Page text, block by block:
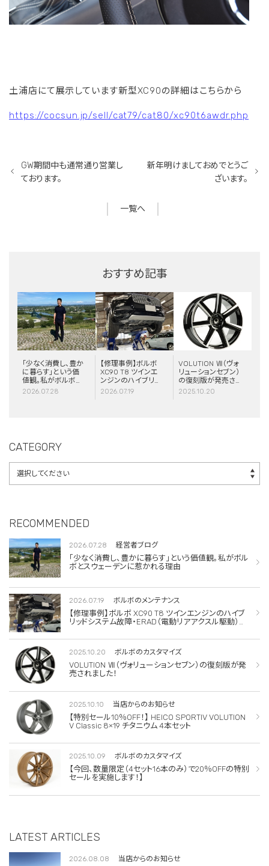
土浦店にて展示しています新型XC90の詳細はこちらから
https://cocsun.jp/sell/cat79/cat80/xc90t6awdr.php
GW期間中も通常通り営業し
ております。
一覧へ
新年明けましておめでとうご
ざいます。
おすすめ記事
「少なく消費し、豊か
に暮らす」という価
値観。私がボルボと
スウェーデンに惹か
2026.07.28
【修理事例】ボルボ
XC90 T8 ツインエ
ンジンのハイブリッ
ドシステム故障・
2026.07.19
VOLUTION Ⅶ（ヴォ
リューションセブン）
の復刻版が発売さ
れました！
2025.10.20
CATEGORY
RECOMMENDED
2026.07.28 経営者ブログ
「少なく消費し、豊かに暮らす」という価値観。私がボル
ボとスウェーデンに惹かれる理由
2026.07.19 ボルボのメンテナンス
【修理事例】ボルボ XC90 T8 ツインエンジンのハイブ
リッドシステム故障・ERAD（電動リアアクスル駆動）交
2025.10.20 ボルボのカスタマイズ
VOLUTION Ⅶ（ヴォリューションセブン）の復刻版が発
売されました！
2025.10.10 当店からのお知らせ
【特別セール10％OFF！】 HEICO SPORTIV VOLUTION
V Classic 8×19 チタニウム 4本セット
2025.10.09 ボルボのカスタマイズ
【今回、数量限定（4セット16本のみ）で20％OFFの特別
セールを実施します！】
LATEST ARTICLES
2026.08.08 当店からのお知らせ